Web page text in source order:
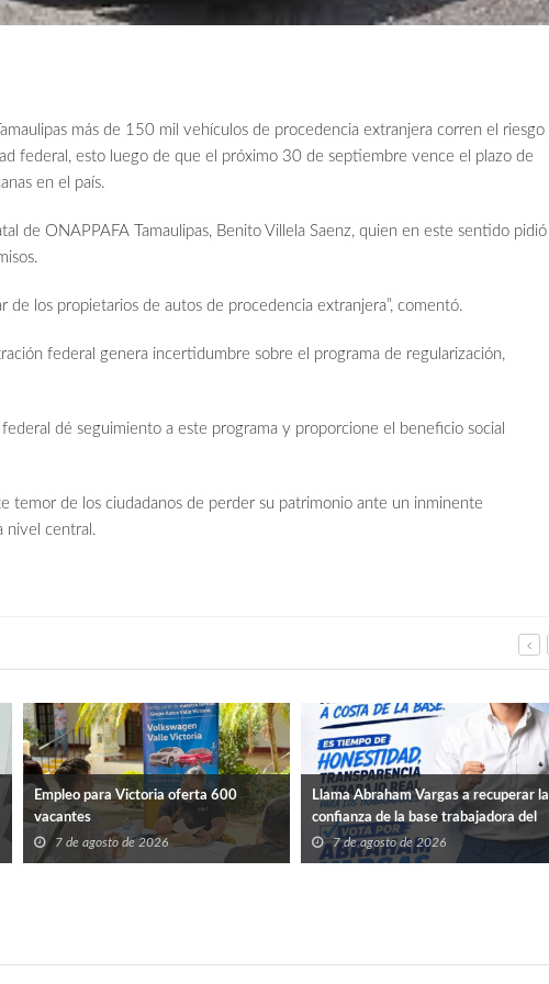
más de 150 mil vehículos de procedencia extranjera corren el riesgo
federal, esto luego de que el próximo 30 de septiembre vence el plazo de
en el país.
de ONAPPAFA Tamaulipas, Benito Villela Saenz, quien en este sentido pidió
de los propietarios de autos de procedencia extranjera”, comentó.
federal genera incertidumbre sobre el programa de regularización,
dé seguimiento a este programa y proporcione el beneficio social
temor de los ciudadanos de perder su patrimonio ante un inminente
nivel central.
Empleo para Victoria oferta 600
vacantes
7 de agosto de 2026
Llama Abraham Vargas a recuperar la
confianza de la base trabajadora del
ISSSTE en Tamaulipas
7 de agosto de 2026